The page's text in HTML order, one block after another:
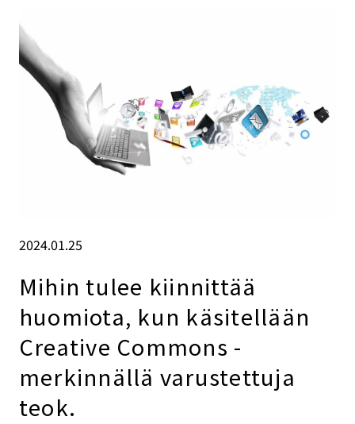
2024.01.25
Mihin tulee kiinnittää
huomiota, kun käsitellään
Creative Commons -
merkinnällä varustettuja
teok.